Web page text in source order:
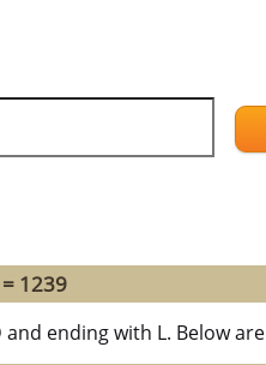
1239
ending with L. Below